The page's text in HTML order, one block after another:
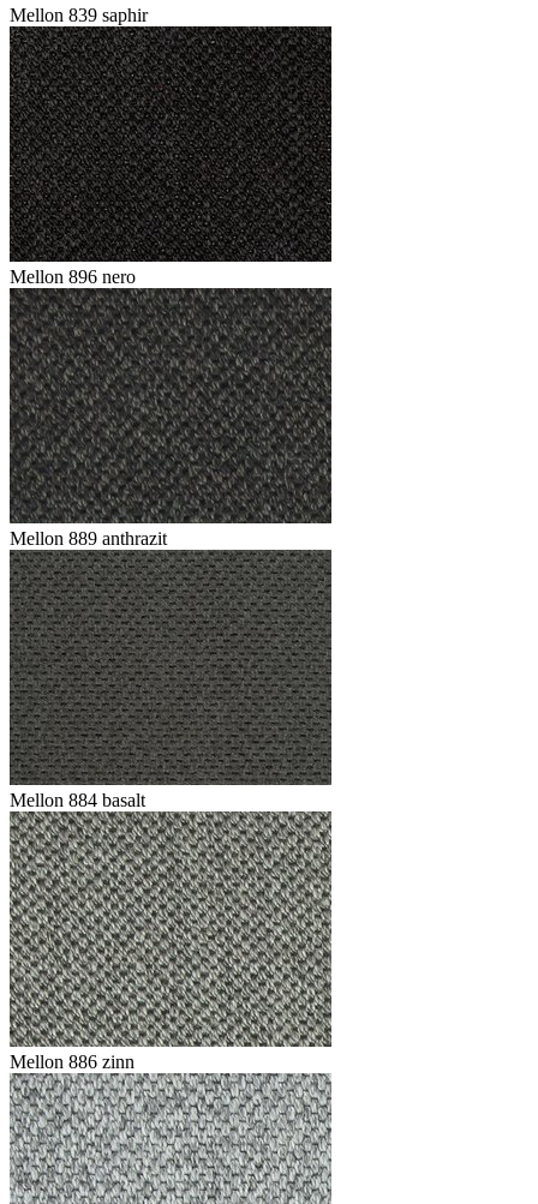
Mellon 839 saphir
Mellon 896 nero
Mellon 889 anthrazit
Mellon 884 basalt
Mellon 886 zinn